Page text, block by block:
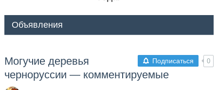
Объявления
Подписаться 0
Могучие деревья
черноруссии — комментируемые